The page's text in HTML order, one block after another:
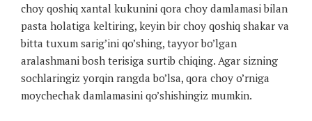
choy qoshiq xantal kukunini qora choy damlamasi bilan
pasta holatiga keltiring, keyin bir choy qoshiq shakar va
bitta tuxum sarig’ini qo’shing, tayyor bo’lgan
aralashmani bosh terisiga surtib chiqing. Agar sizning
sochlaringiz yorqin rangda bo’lsa, qora choy o’rniga
moychechak damlamasini qo’shishingiz mumkin.